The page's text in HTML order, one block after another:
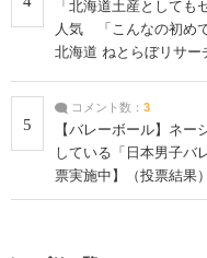
「北海道土産としても
人気 「こんなの初め
北海道 ねとらぼリサー
5
コメント数： 3
【バレーボール】ネ
している「日本男子バ
票実施中】（投票結果